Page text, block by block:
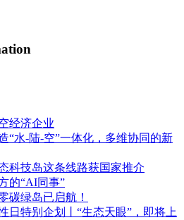
经济企业
“水-陆-空”一体化，多维协同的新
科技岛这条线路获国家推介
的“AI同事”
碳绿岛已启航！
日特别企划丨“生态天眼”，即将上